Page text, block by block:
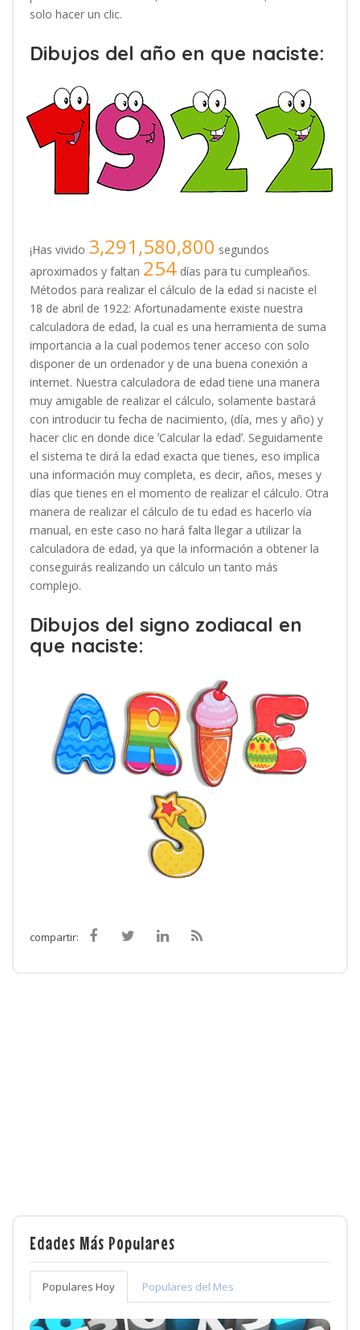
solo hacer un clic.
Dibujos del año en que naciste:
¡Has vivido 3,291,580,800 segundos
aproximados y faltan 254 días para tu cumpleaños.
Métodos para realizar el cálculo de la edad si naciste el
18 de abril de 1922: Afortunadamente existe nuestra
calculadora de edad, la cual es una herramienta de suma
importancia a la cual podemos tener acceso con solo
disponer de un ordenador y de una buena conexión a
internet. Nuestra calculadora de edad tiene una manera
muy amigable de realizar el cálculo, solamente bastará
con introducir tu fecha de nacimiento, (día, mes y año) y
hacer clic en donde dice ʼCalcular la edadʼ. Seguidamente
el sistema te dirá la edad exacta que tienes, eso implica
una información muy completa, es decir, años, meses y
días que tienes en el momento de realizar el cálculo. Otra
manera de realizar el cálculo de tu edad es hacerlo vía
manual, en este caso no hará falta llegar a utilizar la
calculadora de edad, ya que la información a obtener la
conseguirás realizando un cálculo un tanto más
complejo.
Dibujos del signo zodiacal en
que naciste:
compartir:
Edades Más Populares
Populares Hoy Populares del Mes